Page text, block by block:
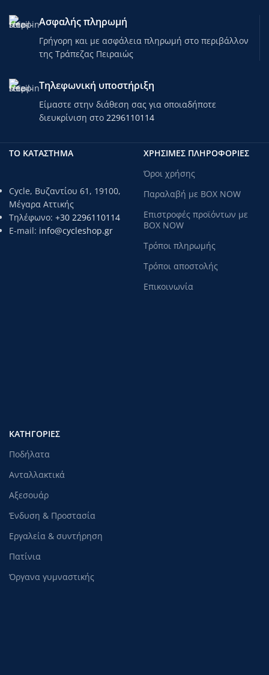
Εσωτερικές τσέπες: ναι 2x
Στήριγμα φωτός: ναι
Ασφαλής πληρωμή
Γρήγορη και με ασφάλεια πληρωμή στο περιβάλλον
της Τράπεζας Πειραιώς
Τηλεφωνική υποστήριξη
Είμαστε στην διάθεση σας για οποιαδήποτε
διευκρίνιση στο 2296110114
ΤΟ ΚΑΤΑΣΤΗΜΑ
Cycle, Βυζαντίου 61, 19100,
Μέγαρα Αττικής
Τηλέφωνο: +30 2296110114
E-mail: info@cycleshop.gr
ΧΡΗΣΙΜΕΣ ΠΛΗΡΟΦΟΡΙΕΣ
Όροι χρήσης
Παραλαβή με BOX NOW
Επιστροφές προϊόντων με
BOX NOW
Τρόποι πληρωμής
Τρόποι αποστολής
Επικοινωνία
ΚΑΤΗΓΟΡΊΕΣ
Ποδήλατα
Ανταλλακτικά
Αξεσουάρ
Ένδυση & Προστασία
Εργαλεία & συντήρηση
Πατίνια
Όργανα γυμναστικής